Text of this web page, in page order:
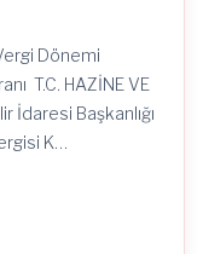
Dönemi
T.C. HAZİNE VE
İdaresi Başkanlığı
K…